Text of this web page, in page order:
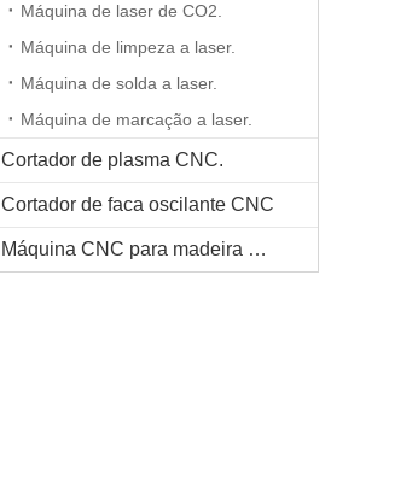
Máquina de laser de CO2.
Máquina de limpeza a laser.
Máquina de solda a laser.
Máquina de marcação a laser.
Cortador de plasma CNC.
Cortador de faca oscilante CNC
Máquina CNC para madeira maciça